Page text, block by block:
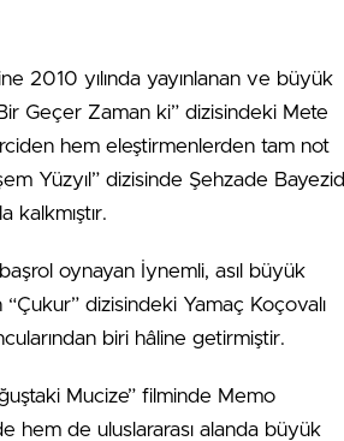
2010 yılında yayınlanan ve büyük
Geçer Zaman ki” dizisindeki Mete
hem eleştirmenlerden tam not
Yüzyıl” dizisinde Şehzade Bayezid
kalkmıştır.
oynayan İynemli, asıl büyük
“Çukur” dizisindeki Yamaç Koçovalı
biri hâline getirmiştir.
Mucize” filminde Memo
hem de uluslararası alanda büyük